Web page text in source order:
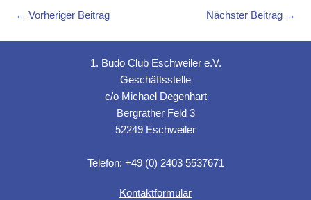
← Vorheriger Beitrag Nächster Beitrag →
1. Budo Club Eschweiler e.V.
Geschäftsstelle
c/o Michael Degenhart
Bergrather Feld 3
52249 Eschweiler
Telefon: +49 (0) 2403 5537671
Kontaktformular